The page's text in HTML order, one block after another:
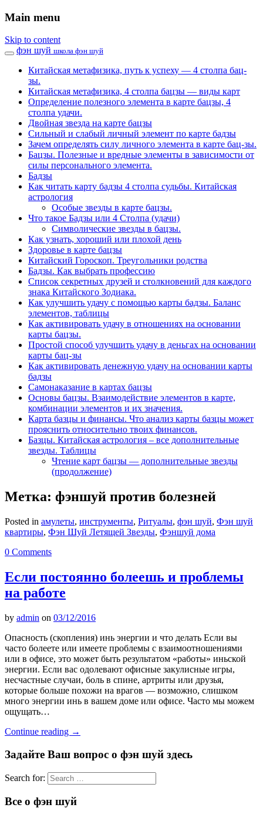
Main menu
Skip to content
фэн шуй школа фэн шуй
Китайская метафизика, путь к успеху — 4 столпа бац-
зы.
Китайская метафизика, 4 столпа бацзы — виды карт
Определение полезного элемента в карте бацзы, 4
столпа удачи.
Двойная звезда на карте бацзы
Сильный и слабый личный элемент по карте бадзы
Зачем определять силу личного элемента в карте бац-зы.
Бацзы. Полезные и вредные элементы в зависимости от
силы персонального элемента.
Бадзы
Как читать карту бадзы 4 столпа судьбы. Китайская
астрология
Особые звезды в карте бацзы.
Что такое Бадзы или 4 Столпа (удачи)
Символические звезды в бацзы.
Как узнать, хороший или плохой день
Здоровье в карте бацзы
Китайский Гороскоп. Треугольники родства
Бадзы. Как выбрать профессию
Список секретных друзей и cтолкновений для каждого
знака Китайского Зодиака.
Как улучшить удачу с помощью карты бадзы. Баланс
элементов, таблицы
Как активировать удачу в отношениях на основании
карты бацзы.
Простой способ улучшить удачу в деньгах на основании
карты бац-зы
Как активировать денежную удачу на основании карты
бадзы
Самонаказание в картах бацзы
Основы бацзы. Взаимодействие элементов в карте,
комбинации элементов и их значения.
Карта базцы и финансы. Что анализ карты базцы может
прояснить относительно твоих финансов.
Базцы. Китайская астрология – все дополнительные
звезды. Таблицы
Чтение карт бацзы — дополнительные звезды
(продолжение)
Метка: фэншуй против болезней
Posted in амулеты, инструменты, Ритуалы, фэн шуй, Фэн шуй
квартиры, Фэн Шуй Летящей Звезды, Фэншуй дома
0 Comments
Если постоянно болеешь и проблемы
на работе
by admin on 03/12/2016
Опасность (скопления) инь энергии и что делать Если вы
часто болеете или имеете проблемы с взаимоотношениями
или в офисе, это может быть результатом «работы» иньской
энергии. Если вас одолевают офисные закулисные игры,
несчастные случаи, боль в спине, артриты или друзья,
которые больше похожи на врагов — возможно, слишком
много энергии инь в вашем доме или офисе. Часто мы можем
ощущать…
Continue reading →
Задайте Ваш вопрос о фэн шуй здесь
Search for:
Все о фэн шуй